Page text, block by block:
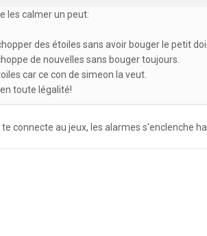
les calmer un peut:
des étoiles sans avoir bouger le petit
de nouvelles sans bouger toujours.
car ce con de simeon la veut.
toute légalité!
connecte au jeux, les alarmes s'enclenche